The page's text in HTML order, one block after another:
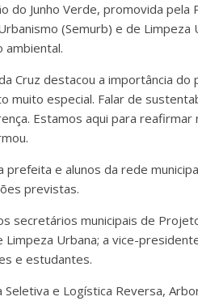
do Junho Verde, promovida
(Semurb) e de Limpeza
ambiental.
Cruz destacou a importância
muito especial. Falar de
Estamos aqui para
prefeita e alunos da rede
previstas.
secretários municipais de
Limpeza Urbana; a vice-
e estudantes.
e Logística Reversa,